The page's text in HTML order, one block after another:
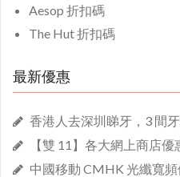
Aesop 折扣碼
The Hut 折扣碼
最新優惠
香港人去深圳睇牙，3 間
【雙 11】各大網上商店優
中國移動 CMHK 光纖寬